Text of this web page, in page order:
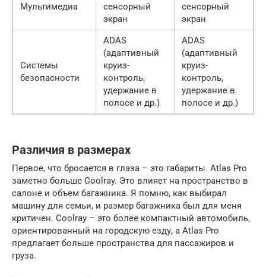
Мультимедиа
сенсорный
экран
сенсорный
экран
Системы
безопасности
ADAS
(адаптивный
круиз-
контроль,
удержание в
полосе и др.)
ADAS
(адаптивный
круиз-
контроль,
удержание в
полосе и др.)
Различия в размерах
Первое, что бросается в глаза – это габариты. Atlas Pro
заметно больше Coolray. Это влияет на пространство в
салоне и объем багажника. Я помню, как выбирал
машину для семьи, и размер багажника был для меня
критичен. Coolray – это более компактный автомобиль,
ориентированный на городскую езду, а Atlas Pro
предлагает больше пространства для пассажиров и
груза.